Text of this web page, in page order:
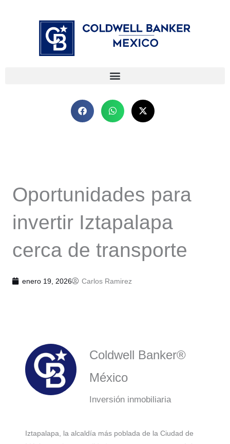
Oportunidades para
invertir Iztapalapa
cerca de transporte
enero 19, 2026 Carlos Ramirez
Coldwell Banker®
México
Inversión inmobiliaria
Iztapalapa, la alcaldía más poblada de la Ciudad de